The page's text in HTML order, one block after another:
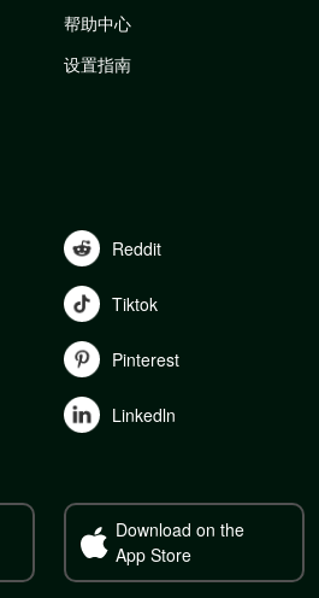
帮助中心
设置指南
Reddit
Tiktok
Pinterest
Linkedln
Download on the
App Store